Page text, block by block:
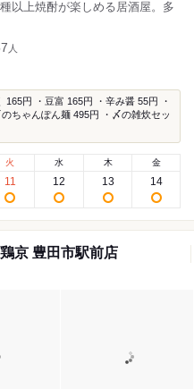
以上焼酎が楽しめる居酒屋。多
人
165円 ・豆富 165円 ・辛み醤 55円 ・
ちゃんぽん麺 495円 ・〆の雑炊セッ
火
11
水
12
木
13
金
14
京 豊田市駅前店